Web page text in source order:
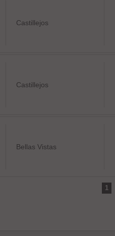
Castillejos
Castillejos
Bellas Vistas
1